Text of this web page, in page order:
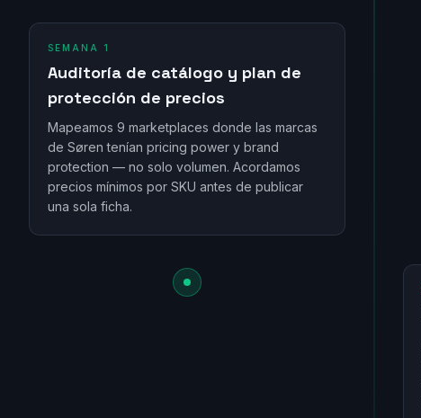
SEMANA 1
Auditoría de catálogo y plan de
protección de precios
Mapeamos 9 marketplaces donde las marcas
de Søren tenían pricing power y brand
protection — no solo volumen. Acordamos
precios mínimos por SKU antes de publicar
una sola ficha.